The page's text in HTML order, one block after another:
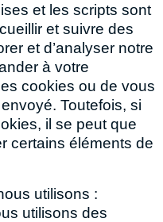
et les scripts sont
et suivre des
et d’analyser notre
à votre
cookies ou de vous
Toutefois, si
il se peut que
certains éléments de
utilisons :
utilisons des